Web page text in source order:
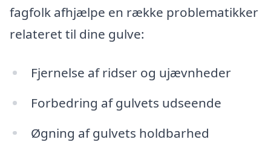
fagfolk afhjælpe en række problematikker
relateret til dine gulve:
Fjernelse af ridser og ujævnheder
Forbedring af gulvets udseende
Øgning af gulvets holdbarhed